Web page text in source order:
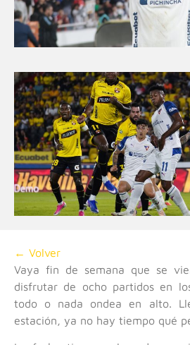
← Volver
Vaya fin de semana que se
disfrutar de ocho partidos en
todo o nada ondea en alto.
estación, ya no hay tiempo qué